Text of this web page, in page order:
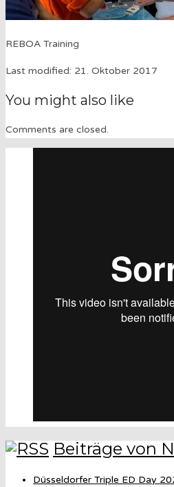
REBOA Training
Last modified: 21. Oktober 2017
You might also like
Comments are closed.
Beiträge von
Düsseldorfer Triple ED Day